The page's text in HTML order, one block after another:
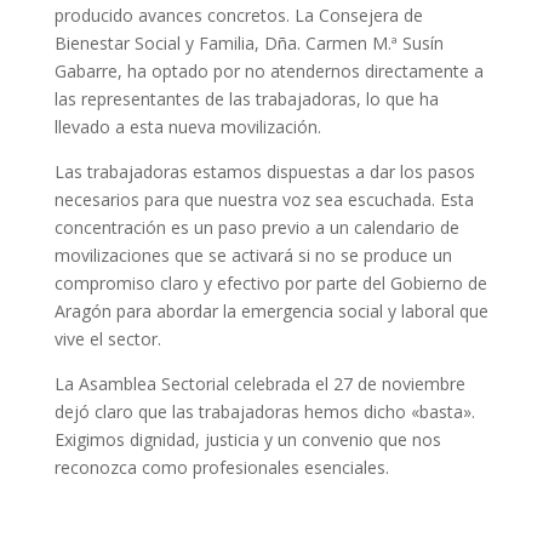
producido avances concretos. La Consejera de
Bienestar Social y Familia, Dña. Carmen M.ª Susín
Gabarre, ha optado por no atendernos directamente a
las representantes de las trabajadoras, lo que ha
llevado a esta nueva movilización.
Las trabajadoras estamos dispuestas a dar los pasos
necesarios para que nuestra voz sea escuchada. Esta
concentración es un paso previo a un calendario de
movilizaciones que se activará si no se produce un
compromiso claro y efectivo por parte del Gobierno de
Aragón para abordar la emergencia social y laboral que
vive el sector.
La Asamblea Sectorial celebrada el 27 de noviembre
dejó claro que las trabajadoras hemos dicho «basta».
Exigimos dignidad, justicia y un convenio que nos
reconozca como profesionales esenciales.